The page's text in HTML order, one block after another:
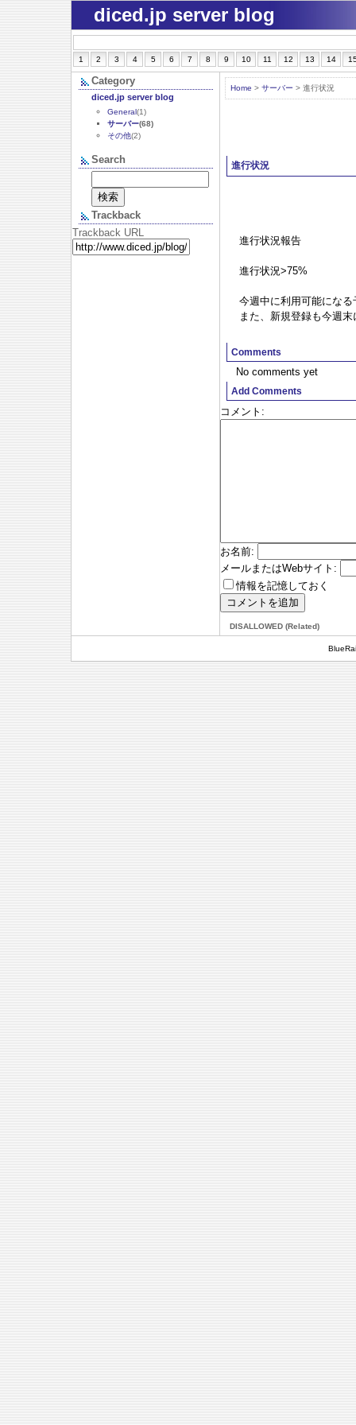
diced.jp server blog
1 2 3 4 5 6 7 8 9 10 11 12 13 14
Home > サーバー > 進行状況
進行状況
進行状況報告
進行状況>75%
今週中に利用可能になる
また、新規登録も今週
Comments
No comments yet
Add Comments
コメント :
お名前:
メールまたはWebサイト :
情報を記憶しておく
DISALLOWED (Related)
Category
diced.jp server blog
General(1)
サーバー(68)
その他(2)
Search
Trackback
Trackback URL